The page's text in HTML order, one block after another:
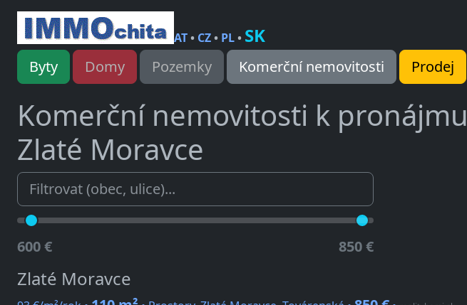
AT• CZ• PL• SK
Byty Domy Pozemky Komerční nemovitosti Prodej
Komerční nemovitosti k pronájmu
Zlaté Moravce
600 € 850 €
Zlaté Moravce